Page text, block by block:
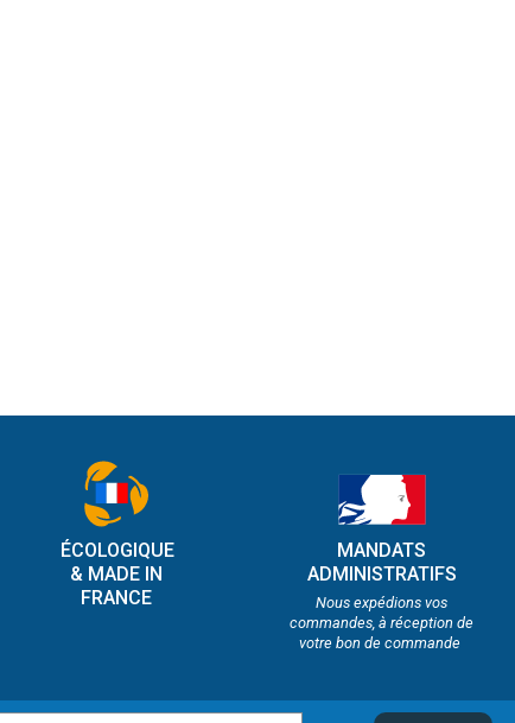
ÉCOLOGIQUE
& MADE IN
FRANCE
MANDATS
ADMINISTRATIFS
Nous expédions vos
commandes, à réception de
votre bon de commande